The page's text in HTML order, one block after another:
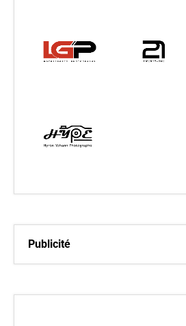
Publicité